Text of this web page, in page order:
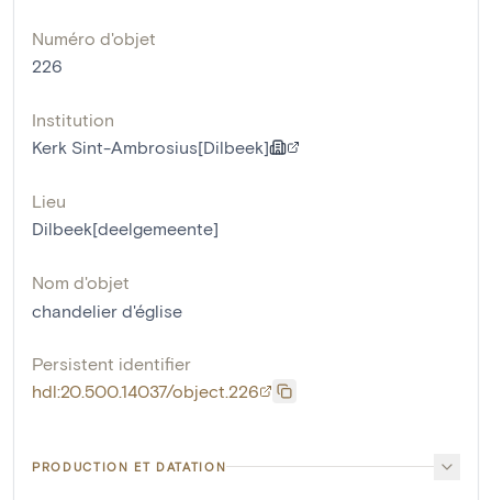
Numéro d'objet
226
Institution
Kerk Sint-Ambrosius[Dilbeek]
Lieu
Dilbeek[deelgemeente]
Nom d'objet
chandelier d'église
Persistent identifier
hdl:20.500.14037/object.226
PRODUCTION ET DATATION